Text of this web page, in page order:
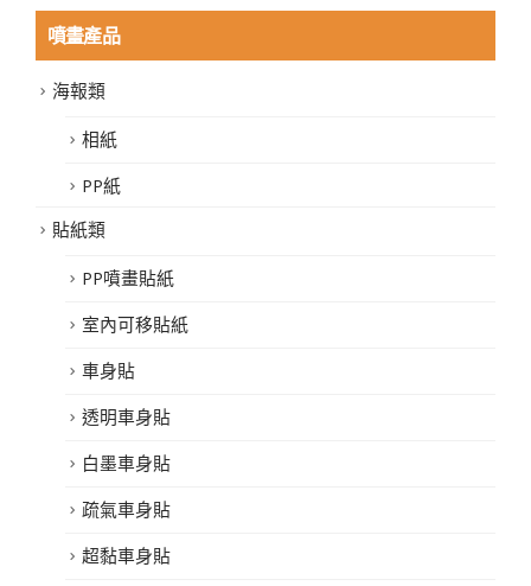
噴畫產品
海報類
相紙
PP紙
貼紙類
PP噴畫貼紙
室內可移貼紙
車身貼
透明車身貼
白墨車身貼
疏氣車身貼
超黏車身貼